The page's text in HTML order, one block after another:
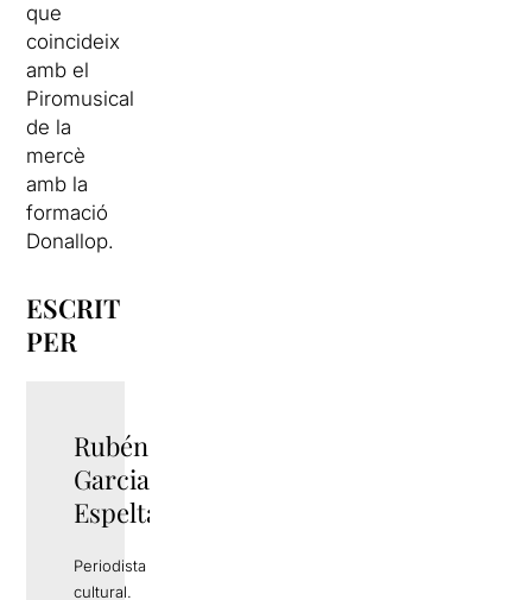
que
coincideix
amb el
Piromusical
de la
mercè
amb la
formació
Donallop.
ESCRIT
PER
Rubén
Garcia
Espelta
Periodista i gestor
cultural.